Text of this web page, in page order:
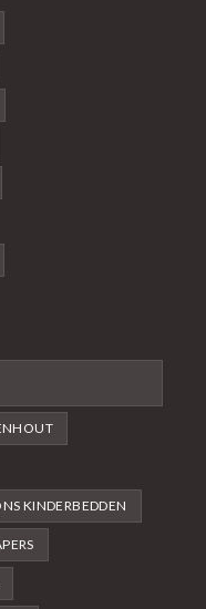
KINDERBEDDEN